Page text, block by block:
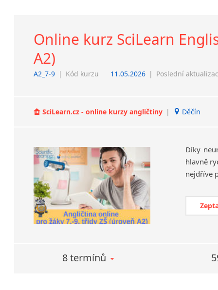
Online kurz SciLearn
A2)
A2_7-9 | Kód kurzu 11.05.2026 | Poslední
SciLearn.cz - online kurzy angličtiny | Děčín
Díky
hlavně
8 termínů